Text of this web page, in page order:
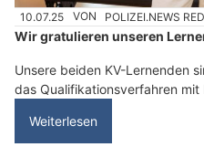
10.07.25 VON POLIZEI.NEWS
Wir gratulieren unseren
Unsere beiden KV-Lernenden
das Qualifikationsverfahren
Weiterlesen